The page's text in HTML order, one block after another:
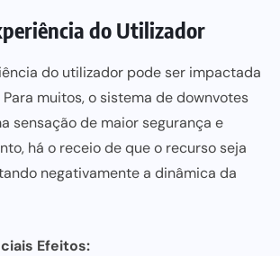
do Utilizador
do utilizador pode ser impactada
muitos, o sistema de downvotes
sensação de maior segurança e
há o receio de que o recurso seja
negativamente a dinâmica da
Efeitos: